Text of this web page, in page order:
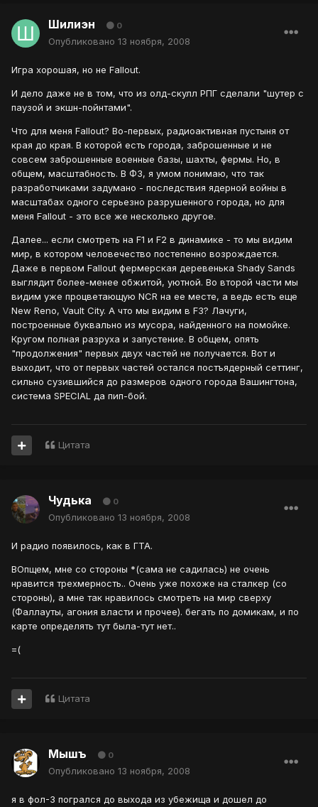
Шилиэн 0
Опубликовано 13 ноября, 2008
Игра хорошая, но не Fallout.
И дело даже не в том, что из олд-скулл РПГ сделали "шутер с
паузой и экшн-пойнтами".
Что для меня Fallout? Во-первых, радиоактивная пустыня от
края до края. В которой есть города, заброшенные и не
совсем заброшенные военные базы, шахты, фермы. Но, в
общем, масштабность. В Ф3, я умом понимаю, что так
разработчиками задумано - последствия ядерной войны в
масштабах одного серьезно разрушенного города, но для
меня Fallout - это все же несколько другое.
Далее... если смотреть на F1 и F2 в динамике - то мы видим
мир, в котором человечество постепенно возрождается.
Даже в первом Fallout фермерская деревенька Shady Sands
выглядит более-менее обжитой, уютной. Во второй части мы
видим уже процветающую NCR на ее месте, а ведь есть еще
New Reno, Vault City. А что мы видим в F3? Лачуги,
построенные буквально из мусора, найденного на помойке.
Кругом полная разруха и запустение. В общем, опять
"продолжения" первых двух частей не получается. Вот и
выходит, что от первых частей остался постъядерный сеттинг,
сильно сузившийся до размеров одного города Вашингтона,
система SPECIAL да пип-бой.
Цитата
Чудька 0
Опубликовано 13 ноября, 2008
И радио появилось, как в ГТА.
ВОпщем, мне со стороны *(сама не садилась) не очень
нравится трехмерность.. Очень уже похоже на сталкер (со
стороны), а мне так нравилось смотреть на мир сверху
(Фаллауты, агония власти и прочее). бегать по домикам, и по
карте определять тут была-тут нет..
=(
Цитата
Мышъ 0
Опубликовано 13 ноября, 2008
я в фол-3 погрался до выхода из убежища и дошел до